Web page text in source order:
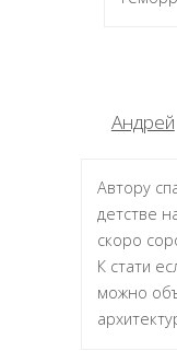
Андрей
Автору
детстве
скоро
К стати
можно